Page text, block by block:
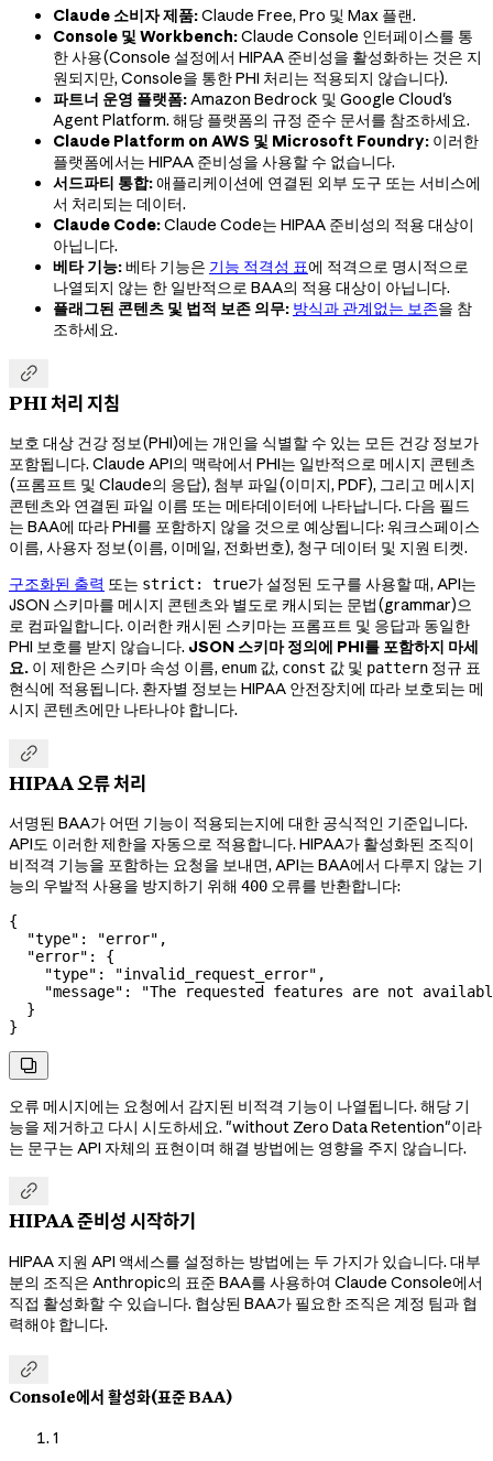
Claude 소비자 제품:Claude Free, Pro 및 Max 플랜.
Console 및 Workbench:Claude Console 인터페이스를 통
한 사용(Console 설정에서 HIPAA 준비성을 활성화하는 것은 지
원되지만, Console을 통한 PHI 처리는 적용되지 않습니다).
파트너 운영 플랫폼:Amazon Bedrock 및 Google Cloud's
Agent Platform. 해당 플랫폼의 규정 준수 문서를 참조하세요.
Claude Platform on AWS 및 Microsoft Foundry: 이러한
플랫폼에서는 HIPAA 준비성을 사용할 수 없습니다.
서드파티 통합:애플리케이션에 연결된 외부 도구 또는 서비스에
서 처리되는 데이터.
Claude Code:Claude Code는 HIPAA 준비성의 적용 대상이
아닙니다.
베타 기능:베타 기능은 기능 적격성 표에 적격으로 명시적으로
나열되지 않는 한 일반적으로 BAA의 적용 대상이 아닙니다.
플래그된 콘텐츠 및 법적 보존 의무: 방식과 관계없는 보존을 참
조하세요.

PHI 처리 지침
보호 대상 건강 정보(PHI)에는 개인을 식별할 수 있는 모든 건강 정보가
포함됩니다. Claude API의 맥락에서 PHI는 일반적으로 메시지 콘텐츠
(프롬프트 및 Claude의 응답), 첨부 파일(이미지, PDF), 그리고 메시지
콘텐츠와 연결된 파일 이름 또는 메타데이터에 나타납니다. 다음 필드
는 BAA에 따라 PHI를 포함하지 않을 것으로 예상됩니다: 워크스페이스
이름, 사용자 정보(이름, 이메일, 전화번호), 청구 데이터 및 지원 티켓.
구조화된 출력 또는 strict: true가 설정된 도구를 사용할 때, API는
JSON 스키마를 메시지 콘텐츠와 별도로 캐시되는 문법(grammar)으
로 컴파일합니다. 이러한 캐시된 스키마는 프롬프트 및 응답과 동일한
PHI 보호를 받지 않습니다. JSON 스키마 정의에 PHI를 포함하지 마세
요. 이 제한은 스키마 속성 이름, enum 값, const 값 및 pattern 정규 표
현식에 적용됩니다. 환자별 정보는 HIPAA 안전장치에 따라 보호되는 메
시지 콘텐츠에만 나타나야 합니다.

HIPAA 오류 처리
서명된 BAA가 어떤 기능이 적용되는지에 대한 공식적인 기준입니다.
API도 이러한 제한을 자동으로 적용합니다. HIPAA가 활성화된 조직이
비적격 기능을 포함하는 요청을 보내면, API는 BAA에서 다루지 않는 기
능의 우발적 사용을 방지하기 위해 400 오류를 반환합니다:
{
  "type"
: "error" ,
  "error"
: {
    "type"
: "invalid_request_error" ,
    "message"
:
"The requested features are not
  }
}

오류 메시지에는 요청에서 감지된 비적격 기능이 나열됩니다. 해당 기
능을 제거하고 다시 시도하세요. "without Zero Data Retention"이라
는 문구는 API 자체의 표현이며 해결 방법에는 영향을 주지 않습니다.

HIPAA 준비성 시작하기
HIPAA 지원 API 액세스를 설정하는 방법에는 두 가지가 있습니다. 대부
분의 조직은 Anthropic의 표준 BAA를 사용하여 Claude Console에서
직접 활성화할 수 있습니다. 협상된 BAA가 필요한 조직은 계정 팀과 협
력해야 합니다.

Console에서 활성화(표준 BAA)
1